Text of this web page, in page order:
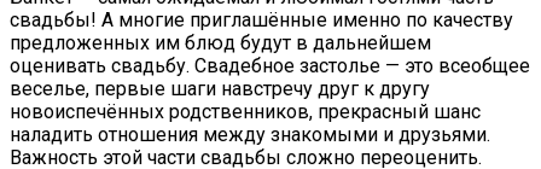
свадьбы! А многие приглашённые именно по качеству
предложенных им блюд будут в дальнейшем
оценивать свадьбу. Свадебное застолье — это всеобщее
веселье, первые шаги навстречу друг к другу
новоиспечённых родственников, прекрасный шанс
наладить отношения между знакомыми и друзьями.
Важность этой части свадьбы сложно переоценить.